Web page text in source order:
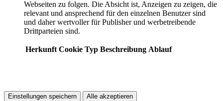
Webseiten zu folgen. Die Absicht ist, Anzeigen zu zeigen, die
relevant und ansprechend für den einzelnen Benutzer sind
und daher wertvoller für Publisher und werbetreibende
Drittparteien sind.
Herkunft Cookie Typ Beschreibung Ablauf
Einstellungen speichern Alle akzeptieren